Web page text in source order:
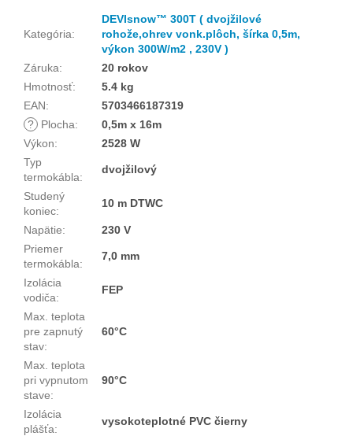
Kategória:
DEVIsnow™ 300T ( dvojžilové
rohože,ohrev vonk.plôch, šírka 0,5m,
výkon 300W/m2 , 230V )
Záruka:
20 rokov
Hmotnosť:
5.4 kg
EAN:
5703466187319
?
Plocha:
0,5m x 16m
Výkon:
2528 W
Typ
termokábla:
dvojžilový
Studený
koniec:
10 m DTWC
Napätie:
230 V
Priemer
termokábla:
7,0 mm
Izolácia
vodiča:
FEP
Max. teplota
pre zapnutý
stav:
60°C
Max. teplota
pri vypnutom
stave:
90°C
Izolácia
plášťa:
vysokoteplotné PVC čierny